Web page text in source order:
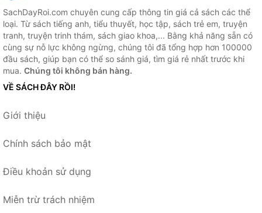
SachDayRoi.com chuyên cung cấp thông tin giá cả sách các thể
loại. Từ sách tiếng anh, tiểu thuyết, học tập, sách trẻ em, truyện
tranh, truyện trinh thám, sách giao khoa,... Bằng khả năng sẵn có
cùng sự nỗ lực không ngừng, chúng tôi đã tổng hợp hơn 100000
đầu sách, giúp bạn có thể so sánh giá, tìm giá rẻ nhất trước khi
mua. Chúng tôi không bán hàng.
VỀ SÁCH ĐÂY RỒI!
Giới thiệu
Chính sách bảo mật
Điều khoản sử dụng
Miễn trừ trách nhiệm